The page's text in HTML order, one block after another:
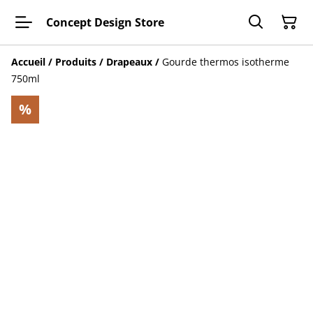
Concept Design Store
Accueil / Produits / Drapeaux / Gourde thermos isotherme
750ml
%